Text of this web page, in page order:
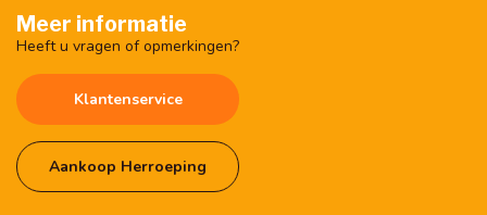
Meer informatie
Heeft u vragen of opmerkingen?
Klantenservice
Aankoop Herroeping